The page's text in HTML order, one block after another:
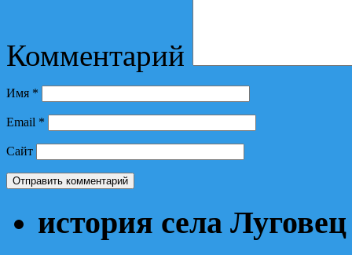
Комментарий
Имя *
Email *
Сайт
история села Луговец